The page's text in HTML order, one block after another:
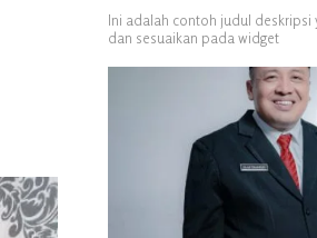
Ini adalah contoh judul deskripsi
dan sesuaikan pada widget